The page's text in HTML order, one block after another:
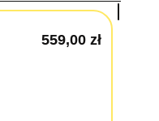
559,00 zł